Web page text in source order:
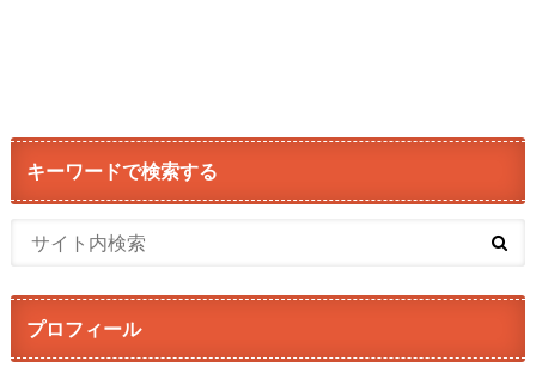
キーワードで検索する
プロフィール